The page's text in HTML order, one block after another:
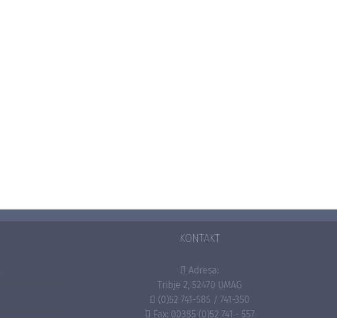
KONTAKT
Adresa:
Tribje 2, 52470 UMAG
(0)52 741-585 / 741-350
Fax: 00385 (0)52 741 - 557